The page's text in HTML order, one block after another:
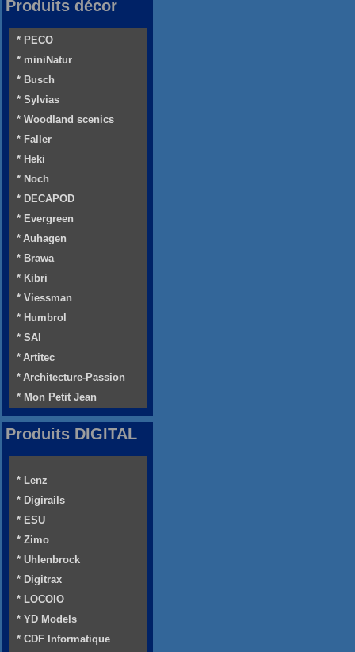
Produits décor
* PECO
* miniNatur
* Busch
* Sylvias
* Woodland scenics
* Faller
* Heki
* Noch
* DECAPOD
* Evergreen
* Auhagen
* Brawa
* Kibri
* Viessman
* Humbrol
* SAI
* Artitec
* Architecture-Passion
* Mon Petit Jean
Produits DIGITAL
* Lenz
* Digirails
* ESU
* Zimo
* Uhlenbrock
* Digitrax
* LOCOIO
* YD Models
* CDF Informatique